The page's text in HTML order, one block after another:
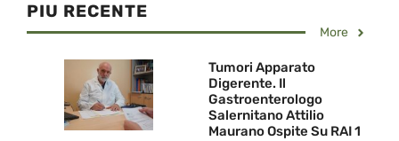
PIU RECENTE
More
Tumori Apparato
Digerente. Il
Gastroenterologo
Salernitano Attilio
Maurano Ospite Su RAI 1